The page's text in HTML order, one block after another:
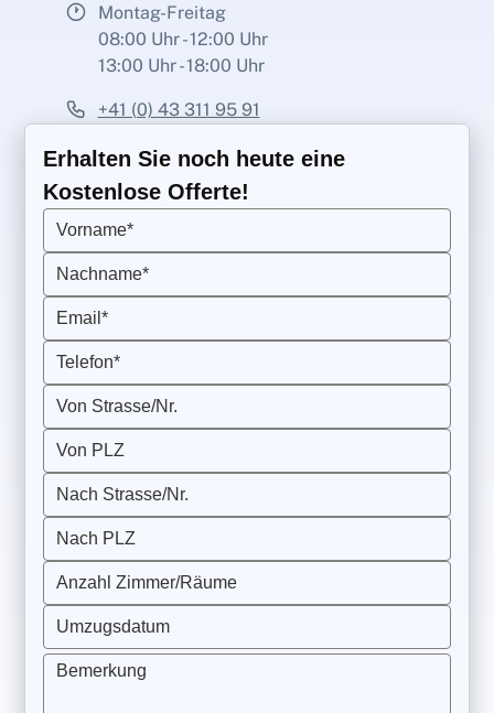
Montag-Freitag
08:00 Uhr - 12:00 Uhr
13:00 Uhr - 18:00 Uhr
+41 (0) 43 311 95 91
Erhalten Sie noch heute eine
Kostenlose Offerte!
Vorname*
Nachname*
Email*
Telefon*
Von Strasse/Nr.
Von PLZ
Nach Strasse/Nr.
Nach PLZ
Anzahl Zimmer/Räume
Umzugsdatum
Bemerkung